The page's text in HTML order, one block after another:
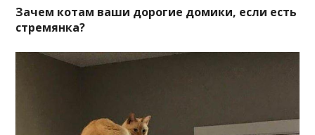
Зачем котам ваши дорогие домики, если есть
стремянка?